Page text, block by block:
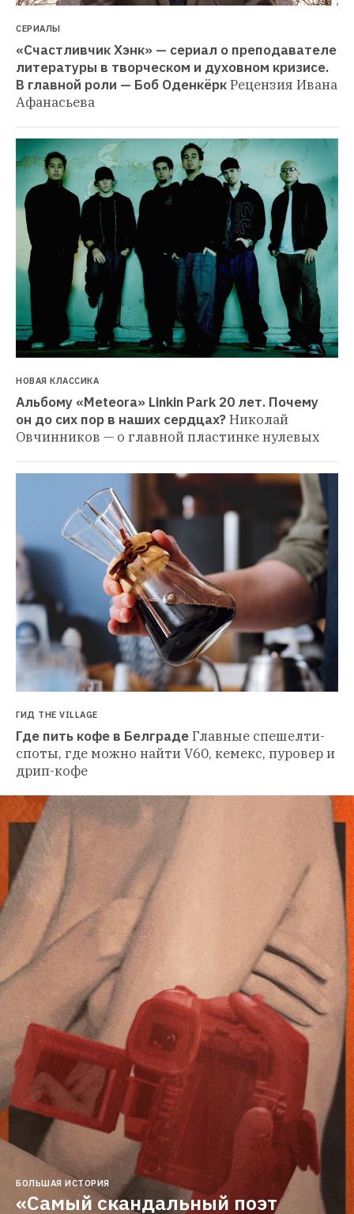
СЕРИАЛЫ
«Счастливчик Хэнк» — сериал о преподавателе
литературы в творческом и духовном кризисе.
В главной роли — Боб ОденкёркРецензия Ивана
Афанасьева
НОВАЯ КЛАССИКА
Альбому «Meteora» Linkin Park 20 лет. Почему
он до сих пор в наших сердцах?Николай
Овчинников — о главной пластинке нулевых
ГИД THE VILLAGE
Где пить кофе в БелградеГлавные спешелти-
споты, где можно найти V60, кемекс, пуровер и
дрип-кофе
БОЛЬШАЯ ИСТОРИЯ
«Самый скандальный поэт